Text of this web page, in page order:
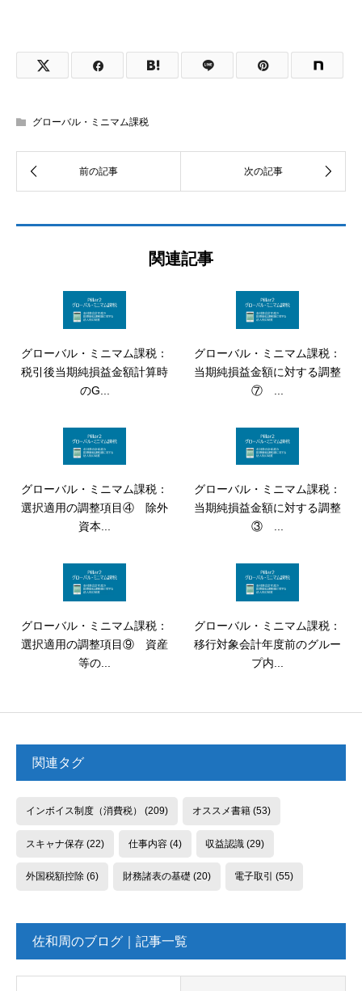
グローバル・ミニマム課税
関連記事
グローバル・ミニマム課税：
税引後当期純損益金額計算時
のG...
グローバル・ミニマム課税：
当期純損益金額に対する調整
⑦ ...
グローバル・ミニマム課税：
選択適用の調整項目④ 除外
資本...
グローバル・ミニマム課税：
当期純損益金額に対する調整
③ ...
グローバル・ミニマム課税：
選択適用の調整項目⑨ 資産
等の...
グローバル・ミニマム課税：
移行対象会計年度前のグルー
プ内...
関連タグ
インボイス制度（消費税） (209) オススメ書籍(53)
スキャナ保存(22) 仕事内容(4) 収益認識 (29)
外国税額控除(6) 財務諸表の基礎 (20) 電子取引 (55)
佐和周のブログ｜記事一覧